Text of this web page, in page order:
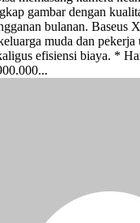
gambar dengan
bulanan. Baseus
muda dan
efisiensi biaya. *